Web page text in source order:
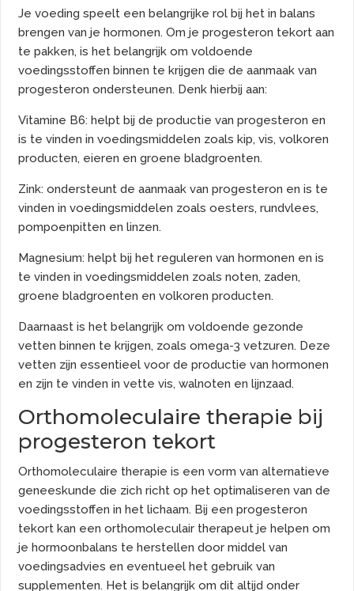
Je voeding speelt een belangrijke rol bij het in balans
brengen van je hormonen. Om je progesteron tekort aan
te pakken, is het belangrijk om voldoende
voedingsstoffen binnen te krijgen die de aanmaak van
progesteron ondersteunen. Denk hierbij aan:
Vitamine B6: helpt bij de productie van progesteron en
is te vinden in voedingsmiddelen zoals kip, vis, volkoren
producten, eieren en groene bladgroenten.
Zink: ondersteunt de aanmaak van progesteron en is te
vinden in voedingsmiddelen zoals oesters, rundvlees,
pompoenpitten en linzen.
Magnesium: helpt bij het reguleren van hormonen en is
te vinden in voedingsmiddelen zoals noten, zaden,
groene bladgroenten en volkoren producten.
Daarnaast is het belangrijk om voldoende gezonde
vetten binnen te krijgen, zoals omega-3 vetzuren. Deze
vetten zijn essentieel voor de productie van hormonen
en zijn te vinden in vette vis, walnoten en lijnzaad.
Orthomoleculaire therapie bij
progesteron tekort
Orthomoleculaire therapie is een vorm van alternatieve
geneeskunde die zich richt op het optimaliseren van de
voedingsstoffen in het lichaam. Bij een progesteron
tekort kan een orthomoleculair therapeut je helpen om
je hormoonbalans te herstellen door middel van
voedingsadvies en eventueel het gebruik van
supplementen. Het is belangrijk om dit altijd onder